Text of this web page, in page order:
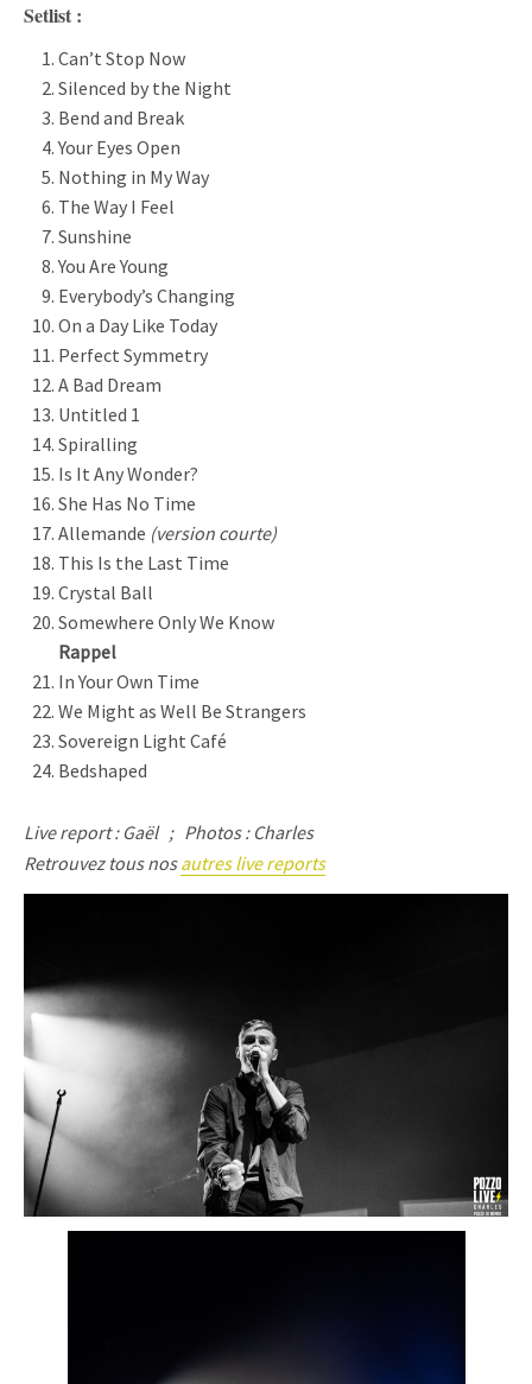
Setlist :
Can’t Stop Now
Silenced by the Night
Bend and Break
Your Eyes Open
Nothing in My Way
The Way I Feel
Sunshine
You Are Young
Everybody’s Changing
On a Day Like Today
Perfect Symmetry
A Bad Dream
Untitled 1
Spiralling
Is It Any Wonder?
She Has No Time
Allemande (version courte)
This Is the Last Time
Crystal Ball
Somewhere Only We Know
Rappel
In Your Own Time
We Might as Well Be Strangers
Sovereign Light Café
Bedshaped
Live report : Gaël ; Photos : Charles
Retrouvez tous nosautres live reports